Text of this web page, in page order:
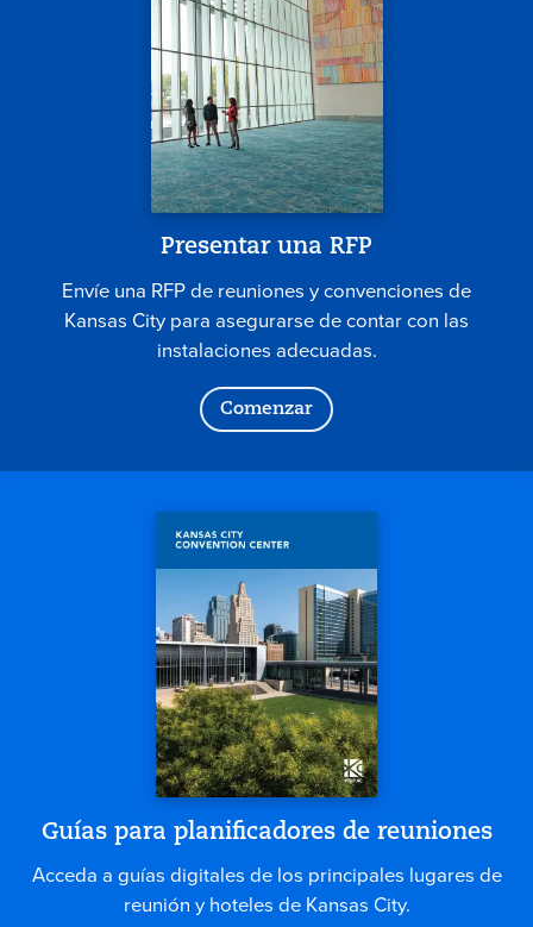
Presentar una RFP
Envíe una RFP de reuniones y convenciones de
Kansas City para asegurarse de contar con las
instalaciones adecuadas.
Comenzar
Guías para planificadores de reuniones
Acceda a guías digitales de los principales lugares de
reunión y hoteles de Kansas City.